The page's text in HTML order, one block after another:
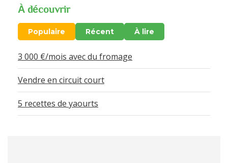
À découvrir
Populaire Récent À lire
3 000 €/mois avec du fromage
Vendre en circuit court
5 recettes de yaourts